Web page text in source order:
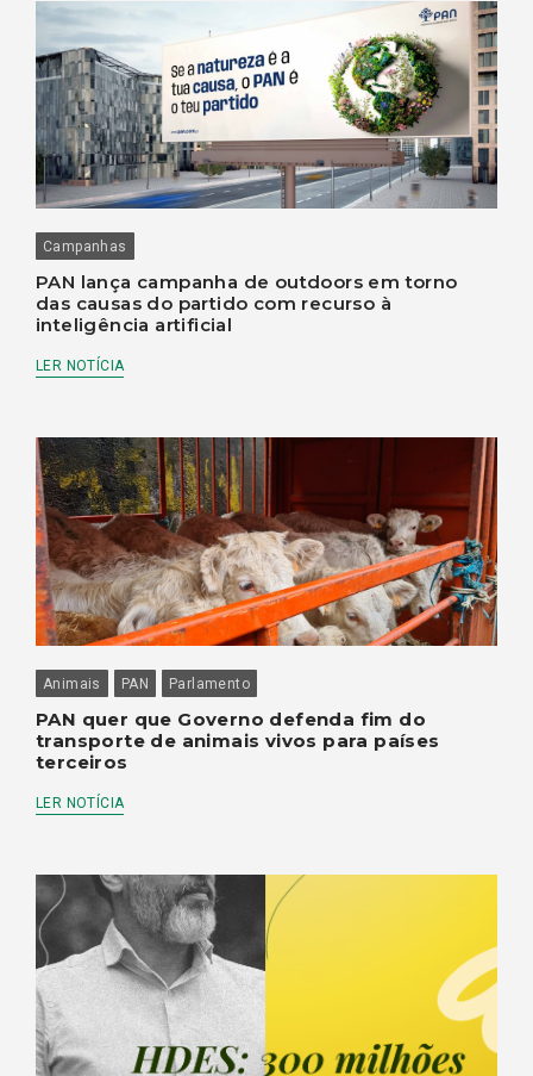
Campanhas
PAN lança campanha de outdoors em torno
das causas do partido com recurso à
inteligência artificial
LER NOTÍCIA
Animais PAN Parlamento
PAN quer que Governo defenda fim do
transporte de animais vivos para países
terceiros
LER NOTÍCIA